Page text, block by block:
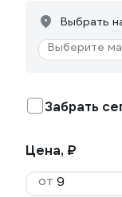
Выбрать
Выберите
Забрать
Цена, ₽
от